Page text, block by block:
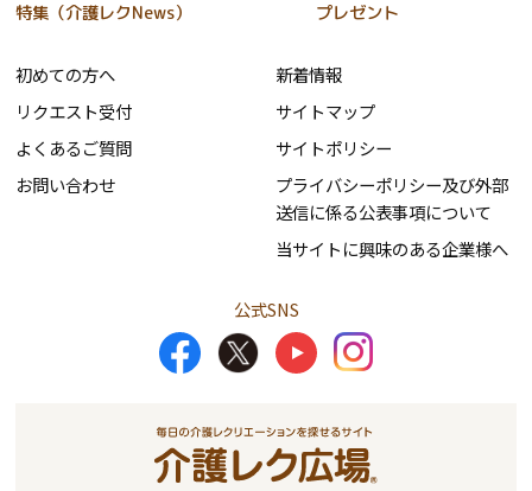
特集（介護レクNews）
プレゼント
初めての方へ
リクエスト受付
よくあるご質問
お問い合わせ
新着情報
サイトマップ
サイトポリシー
プライバシーポリシー及び外部
送信に係る公表事項について
当サイトに興味のある企業様へ
公式SNS